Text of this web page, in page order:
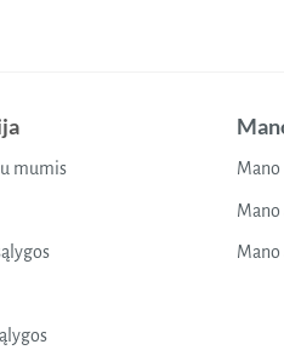
mumis Mano
Mano